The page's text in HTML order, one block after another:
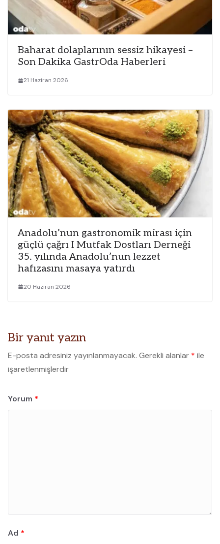
Baharat dolaplarının sessiz hikayesi –
Son Dakika GastrOda Haberleri
21 Haziran 2026
Anadolu’nun gastronomik mirası için
güçlü çağrı I Mutfak Dostları Derneği
35. yılında Anadolu’nun lezzet
hafızasını masaya yatırdı
20 Haziran 2026
Bir yanıt yazın
E-posta adresiniz yayınlanmayacak. Gerekli alanlar * ile
işaretlenmişlerdir
Yorum *
Ad *